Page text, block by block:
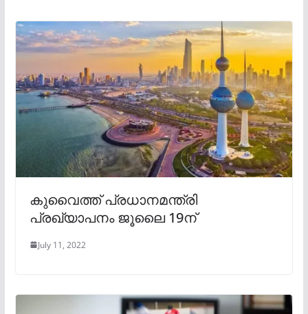
കുവൈത്ത് പ്രധാനമന്ത്രി
പ്രഖ്യാപനം ജൂലൈ 19ന്
July 11, 2022